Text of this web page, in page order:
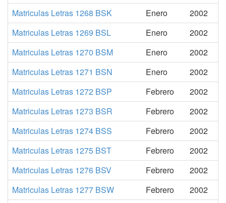
Matriculas Letras 1268 BSK
Enero
2002
Matriculas Letras 1269 BSL
Enero
2002
Matriculas Letras 1270 BSM
Enero
2002
Matriculas Letras 1271 BSN
Enero
2002
Matriculas Letras 1272 BSP
Febrero
2002
Matriculas Letras 1273 BSR
Febrero
2002
Matriculas Letras 1274 BSS
Febrero
2002
Matriculas Letras 1275 BST
Febrero
2002
Matriculas Letras 1276 BSV
Febrero
2002
Matriculas Letras 1277 BSW
Febrero
2002